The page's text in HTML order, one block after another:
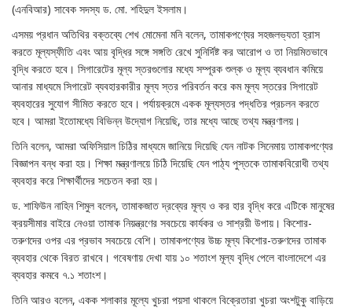
(এনবিআর) সাবেক সদস্য ড. মো. শহিদুল ইসলাম।
এসময় প্রধান অতিথির বক্তব্যে শেখ মোমেনা মনি বলেন, তামাকপণ্যের সহজলভ্যতা হ্রাস
করতে মূল্যস্ফীতি এবং আয় বৃদ্ধির সঙ্গে সঙ্গতি রেখে সুনির্দিষ্ট কর আরোপ ও তা নিয়মিতভাবে
বৃদ্ধি করতে হবে। সিগারেটের মূল্য স্তরগুলোর মধ্যে সম্পূরক শুল্ক ও মূল্য ব্যবধান কমিয়ে
আনার মাধ্যমে সিগারেট ব্যবহারকারীর মূল্য স্তর পরিবর্তন করে কম মূল্য স্তরের সিগারেট
ব্যবহারের সুযোগ সীমিত করতে হবে। পর্যায়ক্রমে একক মূল্যস্তর পদ্ধতির প্রচলন করতে
হবে। আমরা ইতোমধ্যে বিভিন্ন উদ্যোগ নিয়েছি, তার মধ্যে আছে তথ্য মন্ত্রণালয়।
তিনি বলেন, আমরা অফিসিয়াল চিঠির মাধ্যমে জানিয়ে দিয়েছি যেন নাটক সিনেমায় তামাকপণ্যের
বিজ্ঞাপন বন্ধ করা হয়। শিক্ষা মন্ত্রণালয়ে চিঠি দিয়েছি যেন পাঠ্য পুস্তকে তামাকবিরোধী তথ্য
ব্যবহার করে শিক্ষার্থীদের সচেতন করা হয়।
ড. শাফিউন নাহিন শিমুল বলেন, তামাকজাত দ্রব্যের মূল্য ও কর হার বৃদ্ধি করে এটিকে মানুষের
ক্রয়সীমার বাইরে নেওয়া তামাক নিয়ন্ত্রণের সবচেয়ে কার্যকর ও সাশ্রয়ী উপায়। কিশোর-
তরুণদের ওপর এর প্রভাব সবচেয়ে বেশি। তামাকপণ্যের উচ্চ মূল্য কিশোর-তরুণদের তামাক
ব্যবহার থেকে বিরত রাখবে। গবেষণায় দেখা যায় ১০ শতাংশ মূল্য বৃদ্ধি পেলে বাংলাদেশে এর
ব্যবহার কমবে ৭.১ শতাংশ।
তিনি আরও বলেন, একক শলাকার মূল্যে খুচরা পয়সা থাকলে বিক্রেতারা খুচরা অংশটুকু বাড়িয়ে